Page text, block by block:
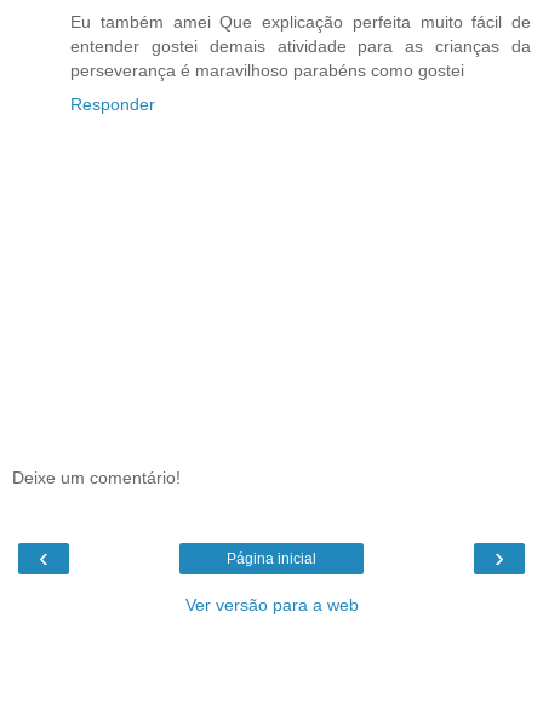
Eu também amei Que explicação perfeita muito fácil de
entender gostei demais atividade para as crianças da
perseverança é maravilhoso parabéns como gostei
Responder
Deixe um comentário!
‹ ›
Página inicial
Ver versão para a web